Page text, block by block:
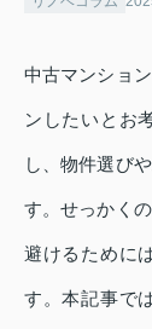
中古マンショ
ンしたいとお
し、物件選び
す。せっかく
避けるために
す。本記事で